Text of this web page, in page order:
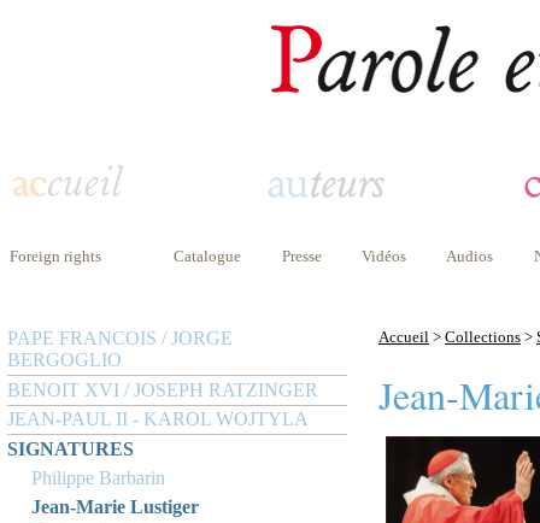
Foreign rights Catalogue Presse Vidéos Audios
PAPE FRANCOIS / JORGE
BERGOGLIO
BENOIT XVI / JOSEPH RATZINGER
JEAN-PAUL II - KAROL WOJTYLA
SIGNATURES
Philippe Barbarin
Jean-Marie Lustiger
Accueil > Collections >
Jean-